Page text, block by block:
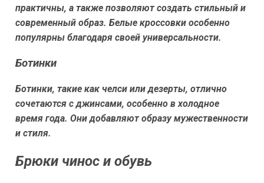
практичны, а также позволяют создать стильный и
современный образ. Белые кроссовки особенно
популярны благодаря своей универсальности.
Ботинки
Ботинки, такие как челси или дезерты, отлично
сочетаются с джинсами, особенно в холодное
время года. Они добавляют образу мужественности
и стиля.
Брюки чинос и обувь